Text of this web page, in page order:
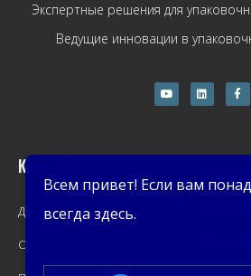
Экспертные решения для
Ведущие инновации в
Компания
Дом
О
Всем привет! Если вам
всегда здесь.